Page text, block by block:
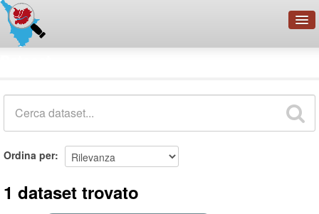
Organizzazioni
Ordina per
1 dataset trovato